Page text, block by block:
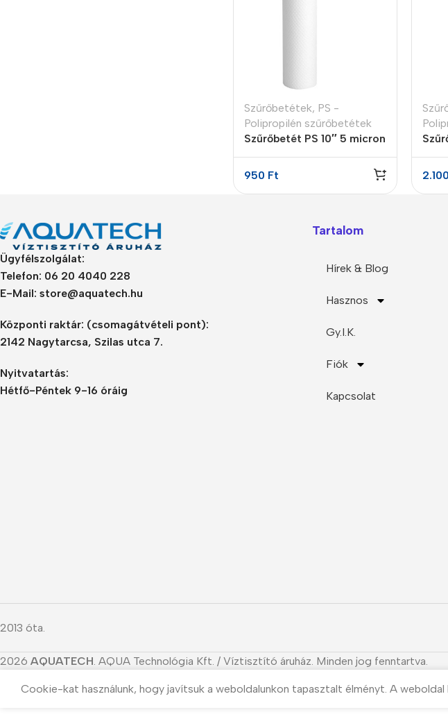
Szűrőbetétek, PS -
Polipropilén szűrőbetétek
Szűrőbetét PS 10″ 5 micron
950 Ft
2.100
Ügyfélszolgálat:
Telefon: 06 20 4040 228
E-Mail: store@aquatech.hu
Központi raktár: (csomagátvételi pont):
2142 Nagytarcsa, Szilas utca 7.
Nyitvatartás:
Hétfő-Péntek 9-16 óráig
Tartalom
Hírek & Blog
Hasznos
Gy.I.K.
Fiók
Kapcsolat
2013 óta.
2026 AQUATECH . AQUA Technológia Kft. / Víztisztító áruház. Minden jog fenntartva.
Cookie-kat használunk, hogy javítsuk a weboldalunkon tapasztalt élményt. A